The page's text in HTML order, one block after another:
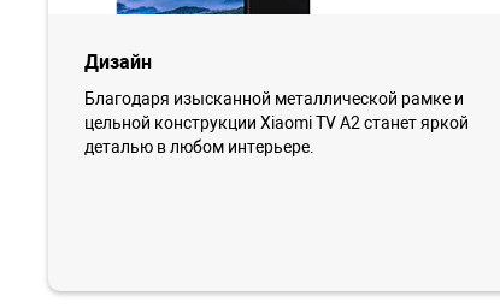
Дизайн
Благодаря изысканной металлической рамке и
цельной конструкции Xiaomi TV A2 станет яркой
деталью в любом интерьере.